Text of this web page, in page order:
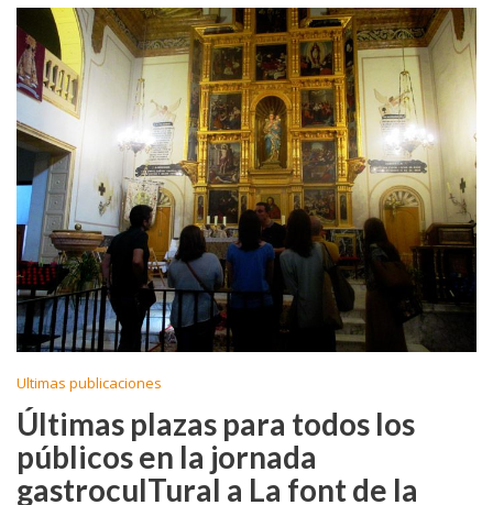
b
o
o
k
er l p
ar
ti
r
Ultimas publicaciones
Últimas plazas para todos los
públicos en la jornada
gastroculTural a La font de la